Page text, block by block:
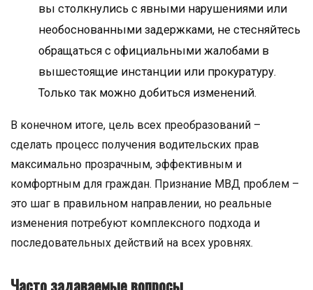
вы столкнулись с явными нарушениями или
необоснованными задержками, не стесняйтесь
обращаться с официальными жалобами в
вышестоящие инстанции или прокуратуру.
Только так можно добиться изменений.
В конечном итоге, цель всех преобразований –
сделать процесс получения водительских прав
максимально прозрачным, эффективным и
комфортным для граждан. Признание МВД проблем –
это шаг в правильном направлении, но реальные
изменения потребуют комплексного подхода и
последовательных действий на всех уровнях.
Часто задаваемые вопросы